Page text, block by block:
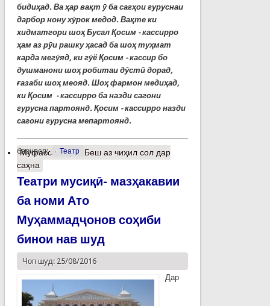
бидиҳад. Ва ҳар вақт ӯ ба сагҳои гуруснаи
дарбор нону хӯрок медод. Вақте ки
хидматгори шоҳ Бусал Қосим - кассирро
ҳам аз рӯи рашку ҳасад ба шоҳ туҳмат
карда мегӯяд, ки гӯё Қосим - кассир бо
душманони шоҳ робитаи дӯстӣ дорад,
ғазаби шоҳ меояд. Шоҳ фармон медиҳад,
ки Қосим - кассирро ба назди сагони
гурусна партоянд. Қосим - кассирро назди
сагони гурусна мепартоянд.
барчасп: Театр
Муфассалтаро Беш аз чиҳил сол дар
саҳна
Театри мусиқӣ- мазҳакавии
ба номи Ато
Муҳаммадҷонов соҳиби
бинои нав шуд
Чоп шуд: 25/08/2016
Дар